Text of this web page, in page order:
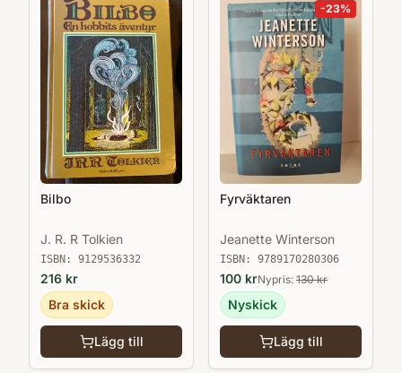
Bilbo
J. R. R Tolkien
ISBN: 9129536332
216 kr
Bra skick
Lägg till
-23%
Fyrväktaren
Jeanette Winterson
ISBN: 9789170280306
100 krNypris: 130kr
Nyskick
Lägg till